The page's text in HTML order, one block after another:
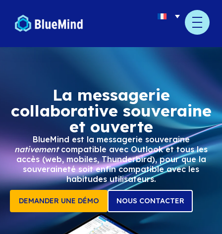
principal
La messagerie
collaborative
et ouverte
BlueMind est la messagerie
nativement
compatible avec Outlook et
accès (web, mobiles, Thunderbird),
souveraineté soit enfin compatible
habitudes utilisateurs.